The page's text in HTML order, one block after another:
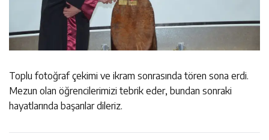
Toplu fotoğraf çekimi ve ikram sonrasında tören sona erdi.
Mezun olan öğrencilerimizi tebrik eder, bundan sonraki
hayatlarında başarılar dileriz.